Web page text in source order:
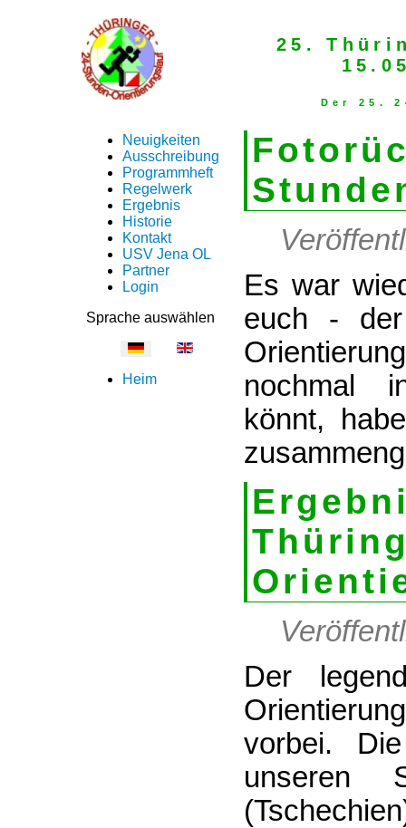
25.
Der 25.
Neuigkeiten
Ausschreibung
Programmheft
Regelwerk
Ergebnis
Historie
Kontakt
USV Jena OL
Partner
Login
Sprache auswählen
Heim
Es war
euch - der
nochmal
könnt,
Der
vorbei.
unseren